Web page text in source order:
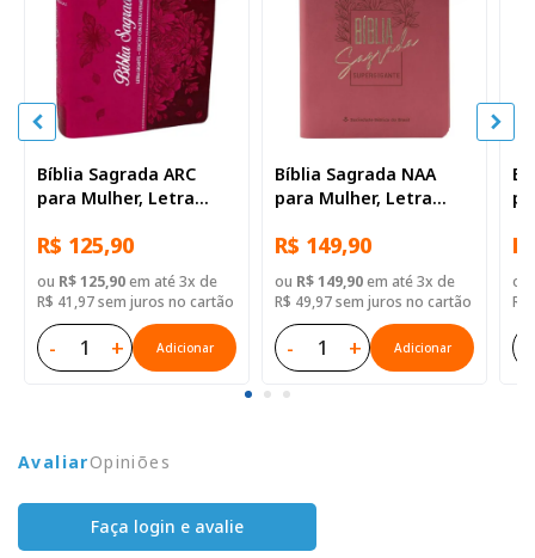
Bíblia Sagrada ARC
para Mulher, Letra
de Jesus destacadas,
com índice, Capa Couro
Sintético Rosa Pink
R$ 125,90
ou R$ 125,90em até 3x de
R$ 41,97 sem juros no cartão
- + Adicionar
Bíblia Sagrada NAA
para Mulher, Letra
palavras de Jesus
destacadas, Tamanho
Grande, Capa Couro
Sintético Rosa
R$ 149,90
ou R$ 149,90em até 3x de
R$ 49,97 sem juros no cartão
- + Adicionar
ou
R$
AvaliarOpiniões
Faça login e avalie